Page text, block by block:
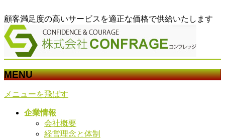
顧客満足度の高いサービスを適正な価格で供給いたします
MENU
メニューを飛ばす
企業情報
会社概要
経営理念と体制